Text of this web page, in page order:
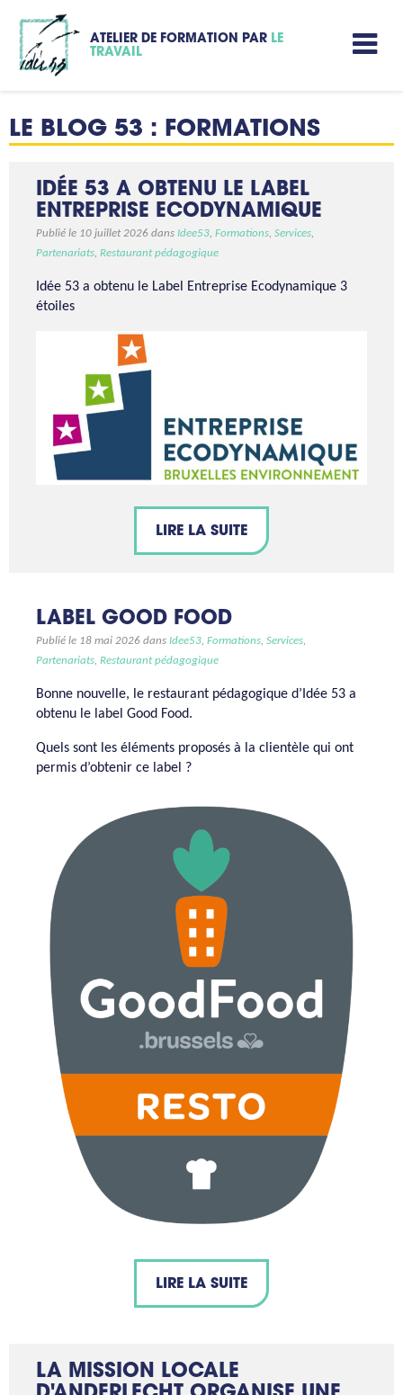
ATELIER DE FORMATION PAR LE
TRAVAIL
LE BLOG 53 : FORMATIONS
IDÉE 53 A OBTENU LE LABEL
ENTREPRISE ECODYNAMIQUE
Publié le 10 juillet 2026 dans Idee53, Formations, Services,
Partenariats, Restaurant pédagogique
Idée 53 a obtenu le Label Entreprise Ecodynamique 3
étoiles
LIRE LA SUITE
LABEL GOOD FOOD
Publié le 18 mai 2026 dans Idee53, Formations, Services,
Partenariats, Restaurant pédagogique
Bonne nouvelle, le restaurant pédagogique d’Idée 53 a
obtenu le label Good Food.
Quels sont les éléments proposés à la clientèle qui ont
permis d’obtenir ce label ?
LIRE LA SUITE
LA MISSION LOCALE